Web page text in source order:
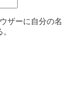
ザーに自分の名